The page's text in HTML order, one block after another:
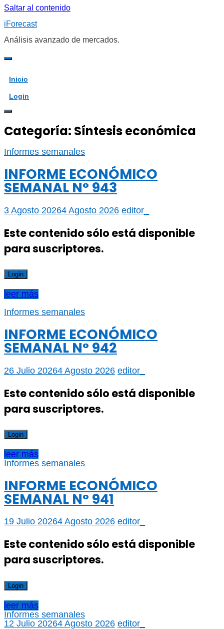
Saltar al contenido
iForecast
Análisis avanzado de mercados.
Inicio
Login
Categoría: Síntesis económica
Informes semanales
INFORME ECONÓMICO
SEMANAL N° 943
3 Agosto 20264 Agosto 2026 editor_
Este contenido sólo está disponible
para suscriptores.
Login
leer más
Informes semanales
INFORME ECONÓMICO
SEMANAL N° 942
26 Julio 20264 Agosto 2026 editor_
Este contenido sólo está disponible
para suscriptores.
Login
leer más
Informes semanales
INFORME ECONÓMICO
SEMANAL N° 941
19 Julio 20264 Agosto 2026 editor_
Este contenido sólo está disponible
para suscriptores.
Login
leer más
Informes semanales
12 Julio 20264 Agosto 2026 editor_